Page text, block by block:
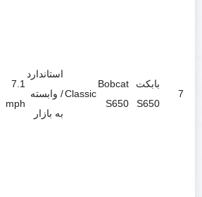
7
بابکت
S650
Bobcat
S650
Classic
استاندارد
/ وابسته
به بازار
7.1
mph